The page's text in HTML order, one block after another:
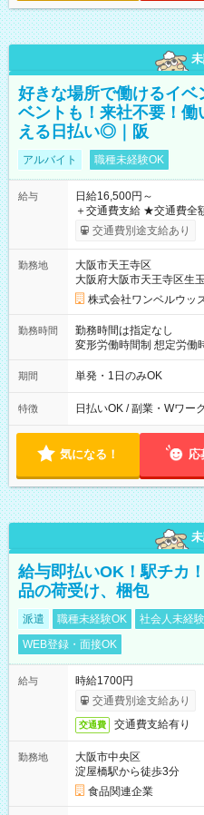
好きな場所で働けるイ
ベントも！来社不要！働
える日払い◎｜阪
アルバイト 職種未経験OK
給与
日給16,500円～
＋交通費支給 ★交通費全額支給！ ★日払いOK！（規定あり） ┗
働いたその日に現金
交通費別途支給あり
勤務地
大阪市天王寺区
大阪府大阪市天王寺区生
株式会社ワンベルウッ
勤務時間
勤務時間は指定なし
変形労働時間制 想定労働時間160時間/
00～20：00
期間 単発・1日のみOK
特徴 日払いOK / 副業・Wワー
気になる！ 応
給与即払いOK！駅チカ
品の荷受け、梱包
派遣 職種未経験OK 社会人未経
WEB登録・面接OK
給与
時給1700円
交通費別途支給あり
交通費 交通費支給有り
勤務地
大阪市中央区
淀屋橋駅から徒歩3分
食品関連企業